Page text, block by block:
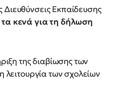
Εκπαίδευσης
κενά για τη δήλωση
της διαβίωσης των
λειτουργία των σχολείων